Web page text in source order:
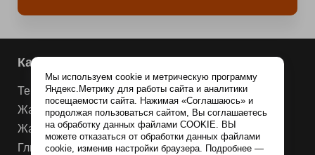
Каталог продукции
Терракотовая плитка
Жаростойкие смеси
Жаростойкая мастика
Глина для нефтегазовой и химической
Мы используем cookie и метрическую программу
Яндекс.Метрику для работы сайта и аналитики
посещаемости сайта. Нажимая «Соглашаюсь» и
продолжая пользоваться сайтом, Вы соглашаетесь
на обработку данных файлами COOKIE. ВЫ
можете отказаться от обработки данных файлами
cookie, изменив настройки браузера. Подробнее —